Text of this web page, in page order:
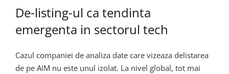
De-listing-ul ca tendinta
emergenta in sectorul tech
Cazul companiei de analiza date care vizeaza delistarea
de pe AIM nu este unul izolat. La nivel global, tot mai